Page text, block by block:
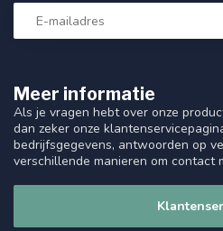
Meer informatie
Als je vragen hebt over onze
dan zeker onze
bedrijfsgegevens, antwoorden op
verschillende manieren om contact